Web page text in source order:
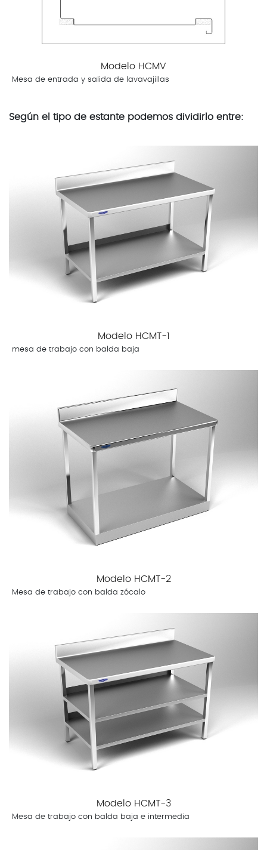
Modelo HCMV
Mesa de entrada y salida de lavavajillas
Según el tipo de estante podemos dividirlo entre:
Modelo HCMT-1
mesa de trabajo con balda baja
Modelo HCMT-2
Mesa de trabajo con balda zócalo
Modelo HCMT-3
Mesa de trabajo con balda baja e intermedia